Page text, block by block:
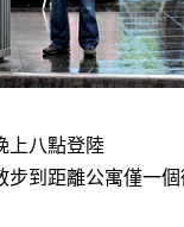
上八點登陸
到距離公寓僅一